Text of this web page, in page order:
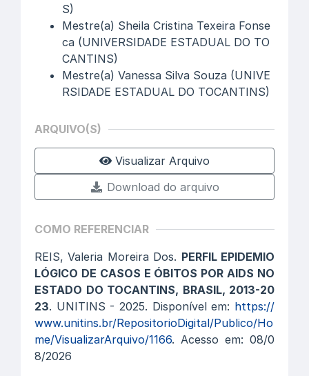
S)
Mestre(a) Sheila Cristina Texeira Fonse
ca (UNIVERSIDADE ESTADUAL DO TO
CANTINS)
Mestre(a) Vanessa Silva Souza (UNIVE
RSIDADE ESTADUAL DO TOCANTINS)
ARQUIVO(S)
Visualizar Arquivo
Download do arquivo
COMO REFERENCIAR
REIS, Valeria Moreira Dos. PERFIL EPIDEMIO
LÓGICO DE CASOS E ÓBITOS POR AIDS NO
ESTADO DO TOCANTINS, BRASIL, 2013-20
23. UNITINS - 2025. Disponível em: https://
www.unitins.br/RepositorioDigital/Publico/Ho
me/VisualizarArquivo/1166. Acesso em: 08/0
8/2026